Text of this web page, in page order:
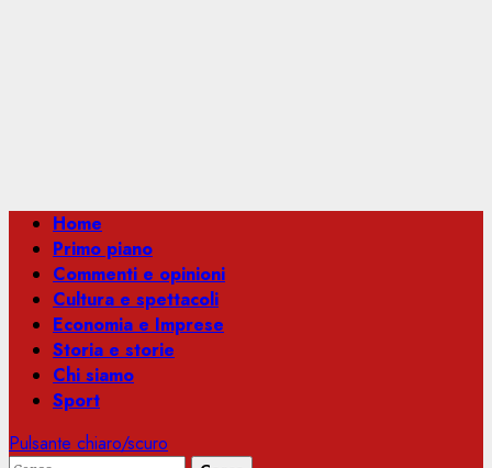
Menu
principale
Home
Primo piano
Commenti e opinioni
Cultura e spettacoli
Economia e Imprese
Storia e storie
Chi siamo
Sport
Pulsante chiaro/scuro